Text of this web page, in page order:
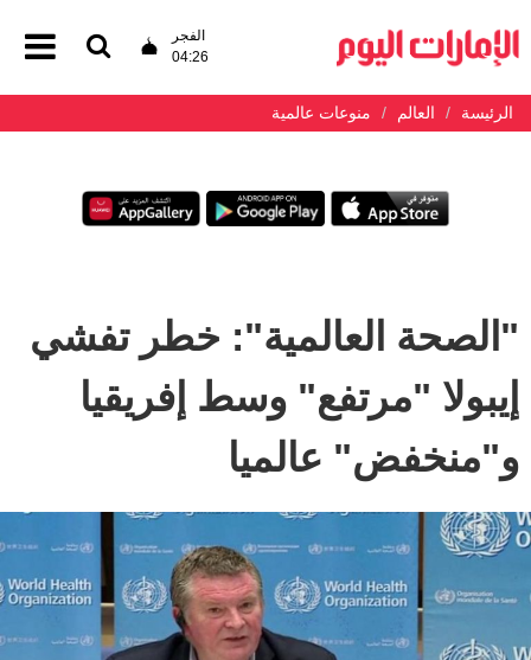
الفجر
04:26
الرئيسة العالم منوعات عالمية
"الصحة العالمية": خطر تفشي
إيبولا "مرتفع" وسط إفريقيا
و"منخفض" عالميا